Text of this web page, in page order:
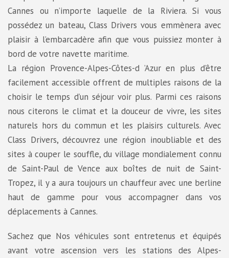
Cannes ou n’importe laquelle de la Riviera. Si vous
possédez un bateau, Class Drivers vous emmènera avec
plaisir à l’embarcadère afin que vous puissiez monter à
bord de votre navette maritime.
La région Provence-Alpes-Côtes-d ’Azur en plus d’être
facilement accessible offrent de multiples raisons de la
choisir le temps d’un séjour voir plus. Parmi ces raisons
nous citerons le climat et la douceur de vivre, les sites
naturels hors du commun et les plaisirs culturels. Avec
Class Drivers, découvrez une région inoubliable et des
sites à couper le souffle, du village mondialement connu
de Saint-Paul de Vence aux boîtes de nuit de Saint-
Tropez, il y a aura toujours un chauffeur avec une berline
haut de gamme pour vous accompagner dans vos
déplacements à Cannes.
Sachez que Nos véhicules sont entretenus et équipés
avant votre ascension vers les stations des Alpes-